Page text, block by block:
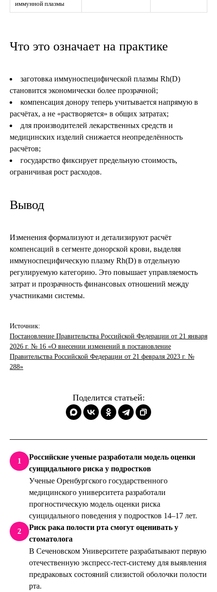
иммунной плазмы
Что это означает на практике
заготовка иммуноспецифической плазмы Rh(D)
становится экономически более прозрачной;
компенсация донору теперь учитывается напрямую в
расчётах, а не «растворяется» в общих затратах;
для производителей лекарственных средств и
медицинских изделий снижается неопределённость
расчётов;
государство фиксирует предельную стоимость,
ограничивая рост расходов.
Вывод
Изменения формализуют и детализируют расчёт
компенсаций в сегменте донорской крови, выделяя
иммуноспецифическую плазму Rh(D) в отдельную
регулируемую категорию. Это повышает управляемость
затрат и прозрачность финансовых отношений между
участниками системы.
Источник:
Постановление Правительства Российской Федерации от 21 января
2026 г. № 16 «О внесении изменений в постановление
Правительства Российской Федерации от 21 февраля 2023 г. №
288»
Поделится статьей:
1
Российские ученые разработали модель оценки
суицидального риска у подростков
Ученые Оренбургского государственного
медицинского университета разработали
прогностическую модель оценки риска
суицидального поведения у подростков 14–17 лет.
2
Риск рака полости рта смогут оценивать у
стоматолога
В Сеченовском Университете разрабатывают первую
отечественную экспресс-тест-систему для выявления
предраковых состояний слизистой оболочки полости
рта.